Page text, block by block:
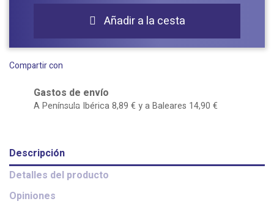
 Añadir a la cesta
Compartir con
Gastos de envío
A Península Ibérica 8,89 € y a Baleares 14,90 €
Descripción
Detalles del producto
Opiniones